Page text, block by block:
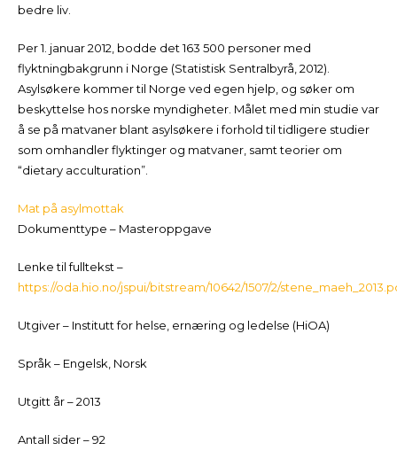
bedre liv.
Per 1. januar 2012, bodde det 163 500 personer med
flyktningbakgrunn i Norge (Statistisk Sentralbyrå, 2012).
Asylsøkere kommer til Norge ved egen hjelp, og søker om
beskyttelse hos norske myndigheter. Målet med min studie var
å se på matvaner blant asylsøkere i forhold til tidligere studier
som omhandler flyktinger og matvaner, samt teorier om
“dietary acculturation”.
Mat på asylmottak
Dokumenttype – Masteroppgave
Lenke til fulltekst –
https://oda.hio.no/jspui/bitstream/10642/1507/2/
Utgiver – Institutt for helse, ernæring og ledelse (HiOA)
Språk – Engelsk, Norsk
Utgitt år – 2013
Antall sider – 92